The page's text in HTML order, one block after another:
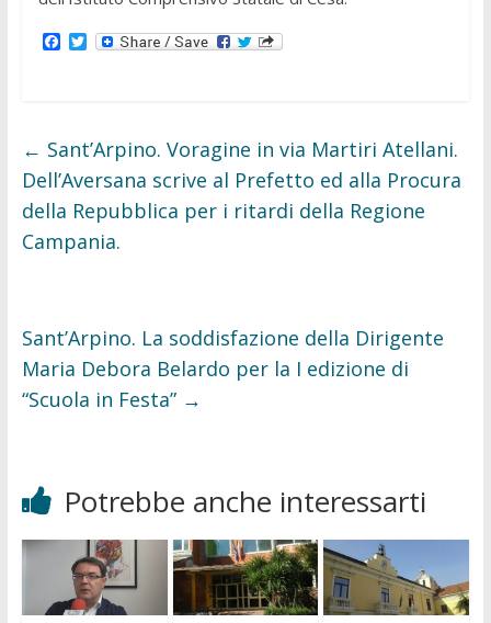
F
o
k
T
r
← Sant’Arpino. Voragine in via Martiri Atellani.
Dell’Aversana scrive al Prefetto ed alla Procura
della Repubblica per i ritardi della Regione
Campania.
Sant’Arpino. La soddisfazione della Dirigente
Maria Debora Belardo per la I edizione di
“Scuola in Festa” →
Potrebbe anche interessarti